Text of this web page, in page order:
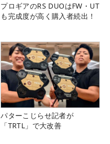
プロギアのRS DUOはFW・UT
も完成度が高く購入者続出！
パターこじらせ記者が
「TRTL」で大改善